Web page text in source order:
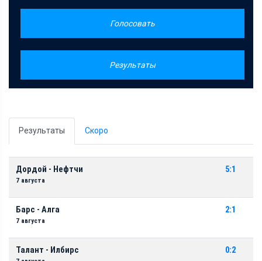
Голосовать
Результаты
Результаты Скоро
Дордой - Нефтчи
7 августа
5:1
Барс - Алга
7 августа
2:1
Талант - Илбирс 0:2